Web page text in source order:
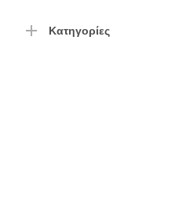
Κατηγορίες